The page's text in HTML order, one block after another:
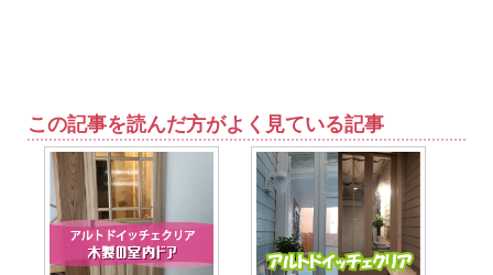
この記事を読んだ方がよく見ている記事